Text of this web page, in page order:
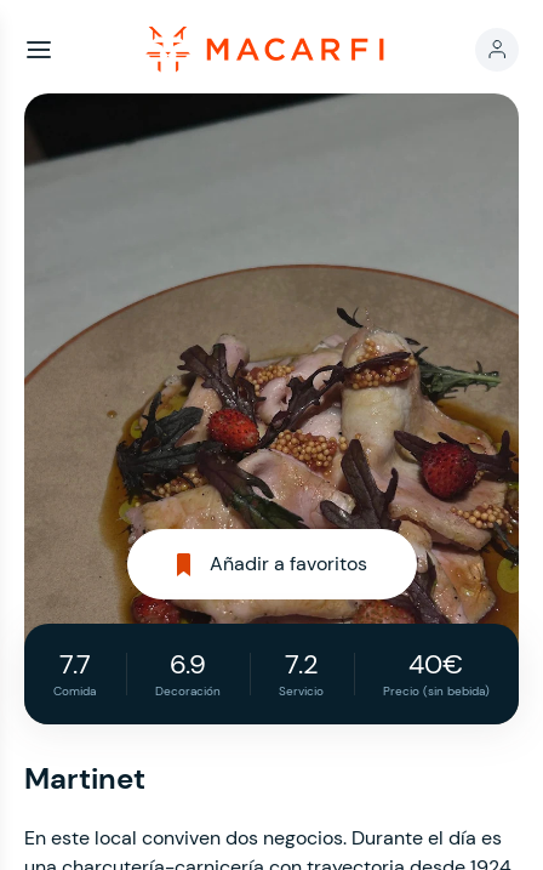
Añadir a favoritos
7.7
Comida
6.9
Decoración
7.2
Servicio
40€
Precio (sin bebida)
Martinet
En este local conviven dos negocios. Durante el día es